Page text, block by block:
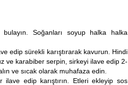
Soğanları soyup halka halka
edip sürekli karıştırarak kavurun. Hindi
ve karabiber serpin, sirkeyi ilave edip 2-
ve sıcak olarak muhafaza edin.
edip karıştırın. Etleri ekleyip sos